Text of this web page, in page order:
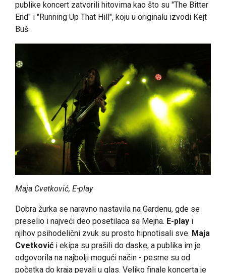
publike koncert zatvorili hitovima kao što su "The Bitter
End" i "Running Up That Hill", koju u originalu izvodi Kejt
Buš.
Maja Cvetković, E-play
Dobra žurka se naravno nastavila na Gardenu, gde se
preselio i najveći deo posetilaca sa Mejna. E-play i
njihov psihodelični zvuk su prosto hipnotisali sve. Maja
Cvetković i ekipa su prašili do daske, a publika im je
odgovorila na najbolji mogući način - pesme su od
početka do kraja pevali u glas. Veliko finale koncerta je